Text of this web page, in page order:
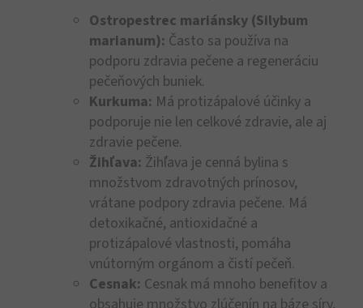
Ostropestrec mariánsky (Silybum
marianum): Často sa používa na
podporu zdravia pečene a regeneráciu
pečeňových buniek.
Kurkuma: Má protizápalové účinky a
podporuje nie len celkové zdravie, ale aj
zdravie pečene.
Žihľava: Žihľava je cenná bylina s
množstvom zdravotných prínosov,
vrátane podpory zdravia pečene. Má
detoxikačné, antioxidačné a
protizápalové vlastnosti, pomáha
vnútorným orgánom a čistí pečeň.
Cesnak: Cesnak má mnoho benefitov a